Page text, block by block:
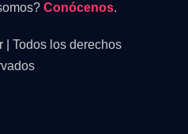
Conócenos.
| Todos los derechos